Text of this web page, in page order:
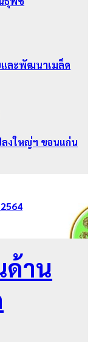
และพัฒนาเมล็ด
ลงใหญ่ฯ ขอนแก่น
าน